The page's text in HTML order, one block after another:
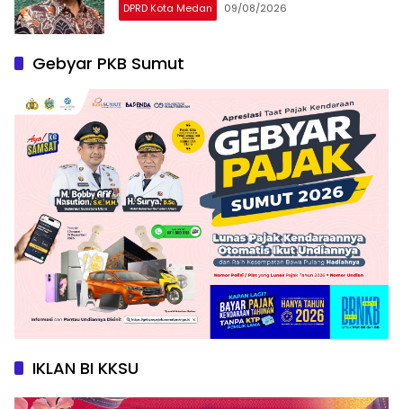
DPRD Kota Medan 09/08/2026
Gebyar PKB Sumut
IKLAN BI KKSU